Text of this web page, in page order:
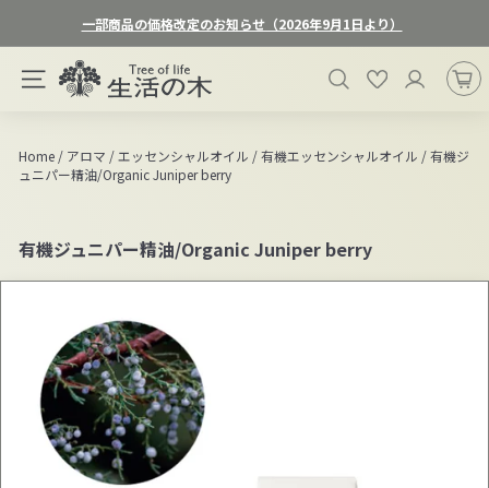
ス
ョ
時
停
一部商品の価格改定のお知らせ（2026年9月1日より）
サイトナビゲーション
生
活
木
オ
ラ
イ
ス
ト
ア
検索 お気に入り
Home / アロマ /エッセンシャルオイル /有機エッセンシャルオイル /有機ジ
ュニパー精油/Organic Juniper berry
有機ジュニパー精油/Organic Juniper berry